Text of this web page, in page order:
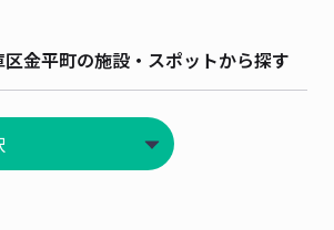
金平町の施設・スポットから探す